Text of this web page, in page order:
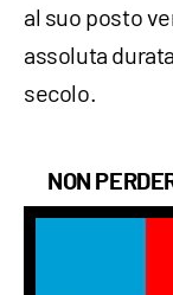
al suo posto
assoluta
secolo.
NON